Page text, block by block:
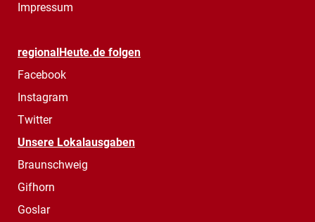
Impressum
regionalHeute.de folgen
Facebook
Instagram
Twitter
Unsere Lokalausgaben
Braunschweig
Gifhorn
Goslar